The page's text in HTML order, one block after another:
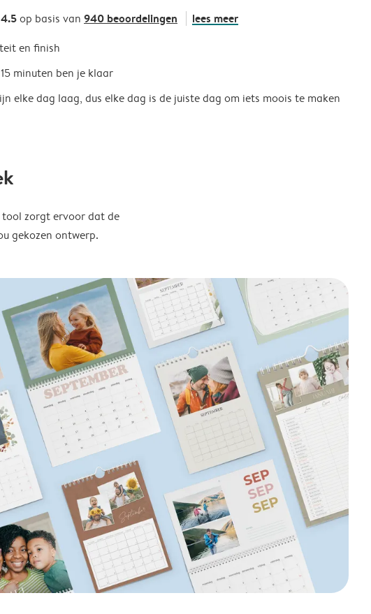
4.5op basis van 940 beoordelingen lees meer
en finish
minuten ben je klaar
elke dag laag, dus elke dag is de juiste dag om iets moois te maken
zorgt ervoor dat de
gekozen ontwerp.